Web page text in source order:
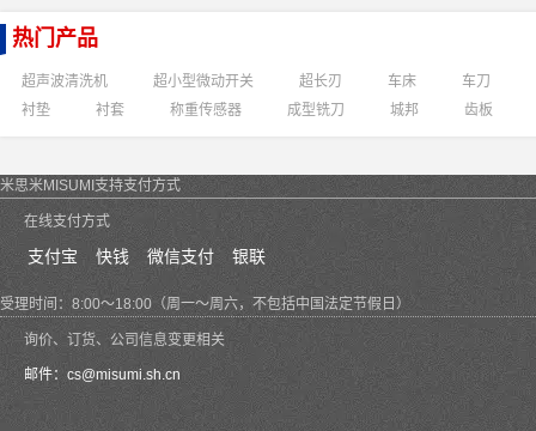
热门产品
超声波清洗机 超小型微动开关 超长刃 车床
车刀
衬垫
衬套 称重传感器 成型铣刀 城邦 齿板
米思米MISUMI支持支付方式
在线支付方式
支付宝 快钱 微信支付 银联
受理时间：8:00～18:00（周一～周六，不包括中国法定节假日）
询价、订货、公司信息变更相关
邮件： cs@misumi.sh.cn